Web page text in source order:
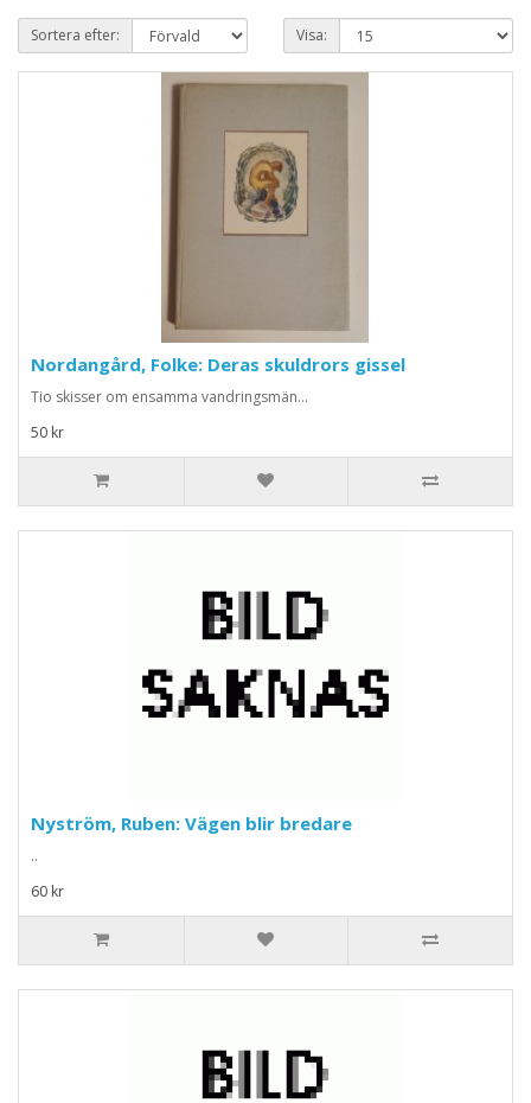
Sortera efter: Visa:
Nordangård, Folke: Deras skuldrors gissel
Tio skisser om ensamma vandringsmän...
50 kr
Nyström, Ruben: Vägen blir bredare
..
60 kr